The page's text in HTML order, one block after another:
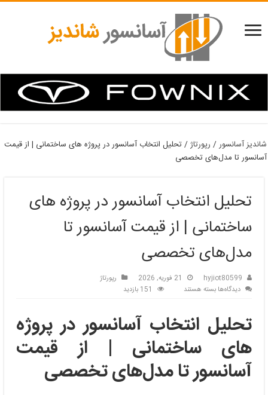
شاندیز آسانسور/ رپورتاژ/تحلیل انتخاب آسانسور در پروژه‌ های ساختمانی | از قیمت
آسانسور تا مدل‌های تخصصی
تحلیل انتخاب آسانسور در پروژه‌ های
ساختمانی | از قیمت آسانسور تا
مدل‌های تخصصی
hyjiot80599 21 فوریه, 2026
رپورتاژ
دیدگاه‌هابرای
آسانسور
در
ساختمانی
|
بسته هستند 151 بازدید
تحلیل انتخاب آسانسور در پروژه‌
های ساختمانی | از قیمت
آسانسور تا مدل‌های تخصصی